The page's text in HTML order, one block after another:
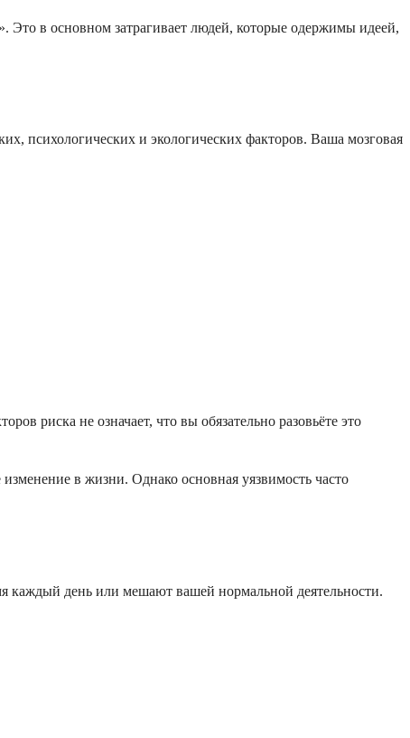
в основном затрагивает людей, которые одержимы идеей,
психологических и экологических факторов. Ваша мозговая
риска не означает, что вы обязательно разовьёте это
в жизни. Однако основная уязвимость часто
каждый день или мешают вашей нормальной деятельности.